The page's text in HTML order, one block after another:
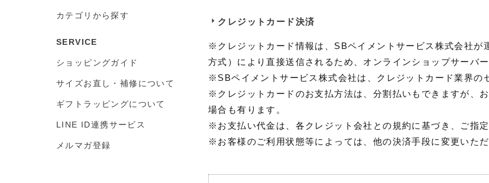
カテゴリから探す
SERVICE
ショッピングガイド
サイズお直し・補修について
ギフトラッピングについて
LINE ID連携サービス
メルマガ登録
クレジットカード決済
※クレジットカード情報は、SBペイメントサービス株式会社が
方式）により直接送信されるため、オンラインショップサーバ
※SBペイメントサービス株式会社は、クレジットカード業界の
※クレジットカードのお支払方法は、分割払いもできますが、
場合も有ります。
※お支払い代金は、各クレジット会社との規約に基づき、ご指
※お客様のご利用状態等によっては、他の決済手段に変更いただ